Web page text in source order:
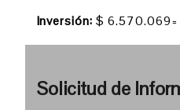
Inversión:$ 6.570.069=
Solicitud de